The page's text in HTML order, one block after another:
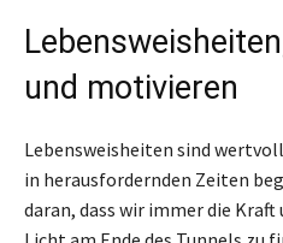
und motivieren
Lebensweisheiten sind
in herausfordernden Zeiten
daran, dass wir immer die Kraft